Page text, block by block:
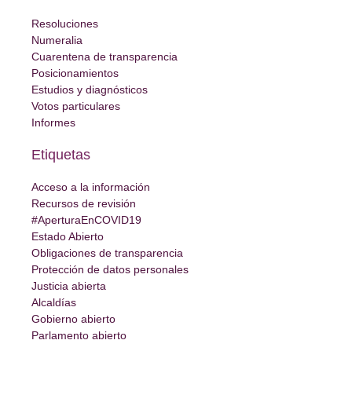
Resoluciones
Numeralia
Cuarentena de transparencia
Posicionamientos
Estudios y diagnósticos
Votos particulares
Informes
Etiquetas
Acceso a la información
Recursos de revisión
#AperturaEnCOVID19
Estado Abierto
Obligaciones de transparencia
Protección de datos personales
Justicia abierta
Alcaldías
Gobierno abierto
Parlamento abierto